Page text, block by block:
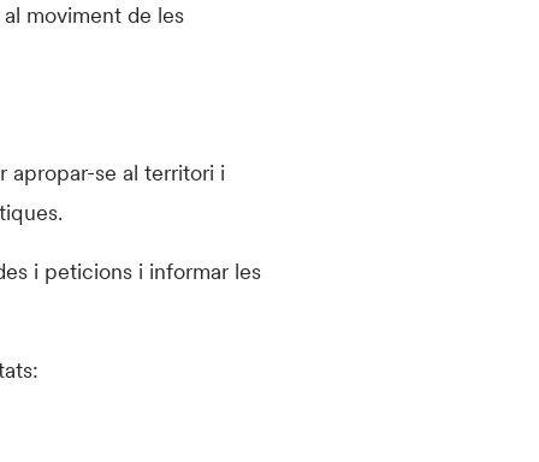
moviment de les
apropar-se al territori i
i peticions i informar les